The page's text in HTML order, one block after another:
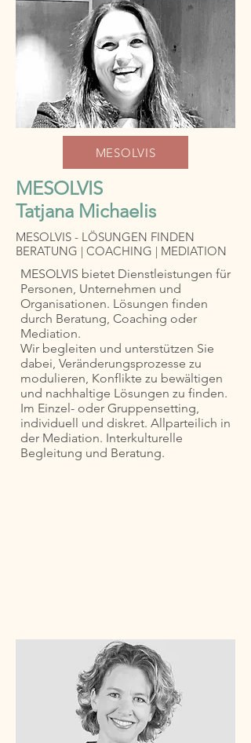
MESOLVIS
MESOLVIS
Tatjana Michaelis
MESOLVIS - LÖSUNGEN FINDEN
BERATUNG | COACHING | MEDIATION
MESOLVIS bietet Dienstleistungen für
Personen, Unternehmen und
Organisationen. Lösungen finden
durch Beratung, Coaching oder
Mediation.
Wir begleiten und unterstützen Sie
dabei, Veränderungsprozesse zu
modulieren, Konflikte zu bewältigen
und nachhaltige Lösungen zu finden.
Im Einzel- oder Gruppensetting,
individuell und diskret. Allparteilich in
der Mediation. Interkulturelle
Begleitung und Beratung.